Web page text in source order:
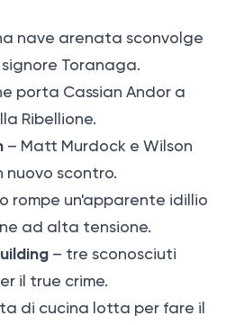
nave arenata sconvolge
Toranaga.
porta Cassian Andor a
Ribellione.
– Matt Murdock e Wilson
nuovo scontro.
rompe un'apparente idillio
ad alta tensione.
– tre sconosciuti
il true crime.
di cucina lotta per fare il